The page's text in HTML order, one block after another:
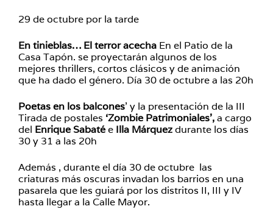
29 de octubre por la tarde
En tinieblas… El terror acecha En el Patio de la
Casa Tapón. se proyectarán algunos de los
mejores thrillers, cortos clásicos y de animación
que ha dado el género. Día 30 de octubre a las 20h
Poetas en los balcones’ y la presentación de la III
Tirada de postales ‘Zombie Patrimoniales’,a cargo
del Enrique Sabatée Illa Márquezdurante los días
30 y 31 a las 20h
Además , durante el día 30 de octubre las
criaturas más oscuras invadan los barrios en una
pasarela que les guiará por los distritos II, III y IV
hasta llegar a la Calle Mayor.